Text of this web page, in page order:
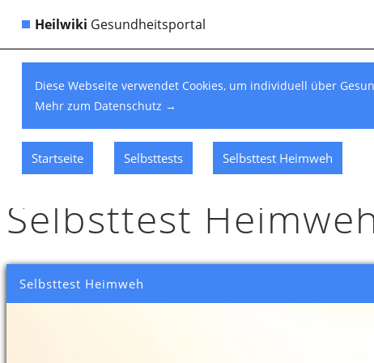
Heilwiki Gesundheitsportal
Diese Webseite verwendet Cookies, um individuell über
Mehr zum Datenschutz →
Startseite Selbsttests Selbsttest Heimweh
Selbsttest
Selbsttest Heimweh